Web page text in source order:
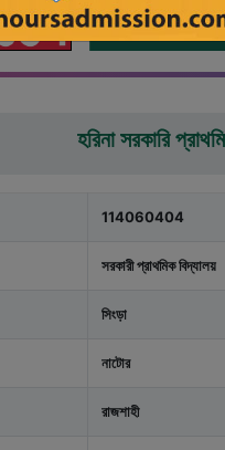
হরিনা সরকারি
114060404
সরকারী প্রাথমিক বিদ্যালয়
সিংড়া
নাটোর
রাজশাহী